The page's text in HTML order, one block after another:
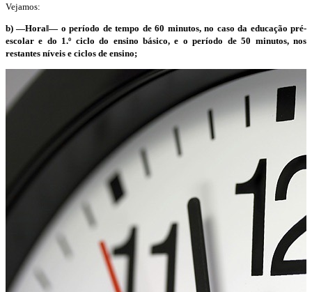
Vejamos:
b) ―Hora‖— o período de tempo de 60 minutos, no caso da educação pré-
escolar e do 1.º ciclo do ensino básico, e o período de 50 minutos, nos
restantes níveis e ciclos de ensino;